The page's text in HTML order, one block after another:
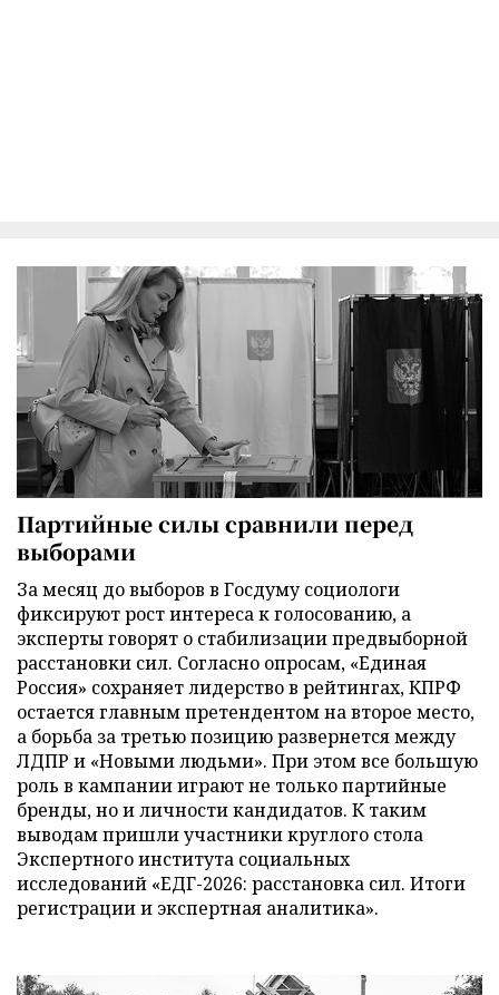
Партийные силы сравнили перед
выборами
За месяц до выборов в Госдуму социологи
фиксируют рост интереса к голосованию, а
эксперты говорят о стабилизации предвыборной
расстановки сил. Согласно опросам, «Единая
Россия» сохраняет лидерство в рейтингах, КПРФ
остается главным претендентом на второе место,
а борьба за третью позицию развернется между
ЛДПР и «Новыми людьми». При этом все большую
роль в кампании играют не только партийные
бренды, но и личности кандидатов. К таким
выводам пришли участники круглого стола
Экспертного института социальных
исследований «ЕДГ-2026: расстановка сил. Итоги
регистрации и экспертная аналитика».